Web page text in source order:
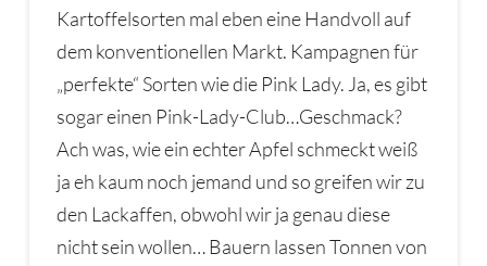
Kartoffelsorten mal eben eine Handvoll auf
dem konventionellen Markt. Kampagnen für
„perfekte“ Sorten wie die Pink Lady. Ja, es gibt
sogar einen Pink-Lady-Club…Geschmack?
Ach was, wie ein echter Apfel schmeckt weiß
ja eh kaum noch jemand und so greifen wir zu
den Lackaffen, obwohl wir ja genau diese
nicht sein wollen… Bauern lassen Tonnen von